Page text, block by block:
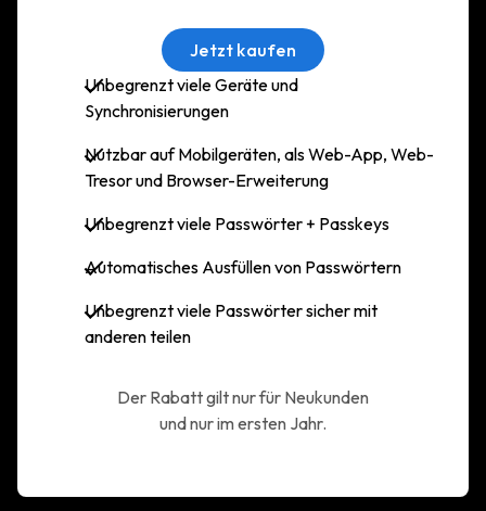
Jetzt kaufen
Unbegrenzt viele Geräte und
Synchronisierungen
Nutzbar auf Mobilgeräten, als Web-App, Web-
Tresor und Browser-Erweiterung
Unbegrenzt viele Passwörter + Passkeys
Automatisches Ausfüllen von Passwörtern
Unbegrenzt viele Passwörter sicher mit
anderen teilen
Der Rabatt gilt nur für Neukunden
und nur im ersten Jahr.